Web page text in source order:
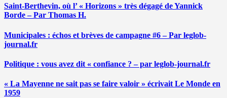
Saint-Berthevin, où l’ « Horizons » très dégagé de Yannick
Borde – Par Thomas H.
Municipales : échos et brèves de campagne #6 – Par leglob-
journal.fr
Politique : vous avez dit « confiance ? – par leglob-journal.fr
« La Mayenne ne sait pas se faire valoir » écrivait Le Monde en
1959